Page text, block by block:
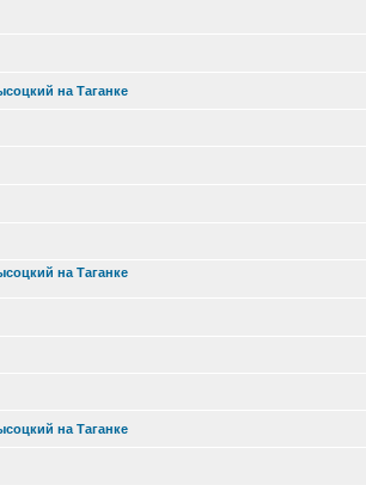
на Таганке
на Таганке
на Таганке